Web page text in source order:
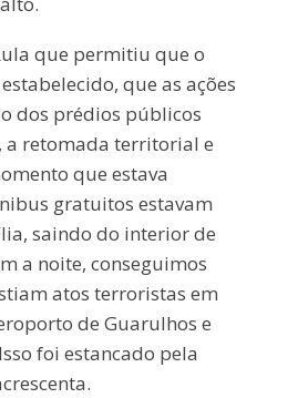
que permitiu que o
que as ações
dos prédios públicos
a retomada territorial e
que estava
gratuitos estavam
saindo do interior de
a noite, conseguimos
atos terroristas em
de Guarulhos e
foi estancado pela